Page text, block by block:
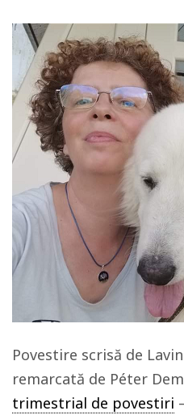
Povestire scrisă de
remarcată de Péter
trimestrial de povestiri